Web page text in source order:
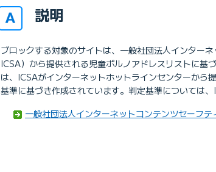
説明
ブロックする対象のサイトは、一般社団法人インター
ICSA）から提供される児童ポルノアドレスリストに基
は、ICSAがインターネットホットラインセンターから
基準に基づき作成されています。判定基準については
一般社団法人インターネットコンテンツセーフテ